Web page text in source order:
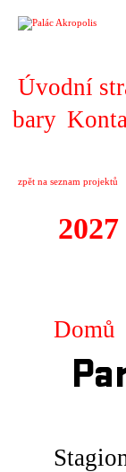
Úvodní
bary
zpět na seznam projektů
2027
Domů